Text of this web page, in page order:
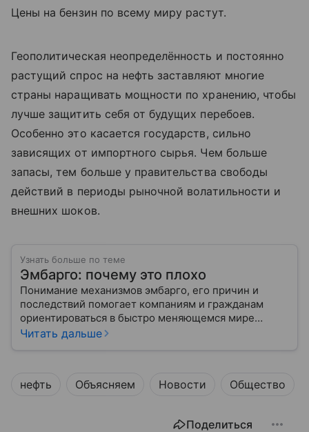
Цены на бензин по всему миру растут.
Геополитическая неопределённость и постоянно
растущий спрос на нефть заставляют многие
страны наращивать мощности по хранению, чтобы
лучше защитить себя от будущих перебоев.
Особенно это касается государств, сильно
зависящих от импортного сырья. Чем больше
запасы, тем больше у правительства свободы
действий в периоды рыночной волатильности и
внешних шоков.
Узнать больше по теме
Эмбарго: почему это плохо
Понимание механизмов эмбарго, его причин и
последствий помогает компаниям и гражданам
ориентироваться в быстро меняющемся мире
глобальной торговли.
Читать дальше
нефть Объясняем Новости Общество
Поделиться